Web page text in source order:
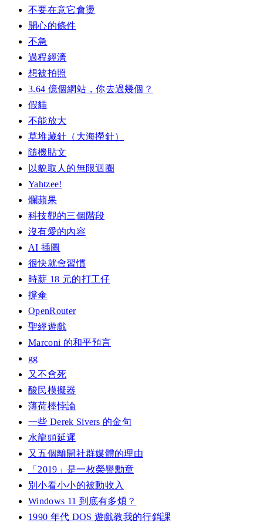
不要在意它會燙
開心的條件
不急
過程經濟
想被拍照
3.64 億個網站，你去過幾個？
假貓
不能放大
草堆藏針（大海撈針）
隨機貼文
以貌取人的無限迴圈
Yahtzee!
爛蘋果
科技觀的三個階段
沒有愛的內容
AI 插圖
很快就會習慣
時薪 18 元的打工仔
撐傘
OpenRouter
聖經遊戲
Marconi 的和平預言
gg
又不會死
酸民模擬器
薄荷棒悖論
一些 Derek Sivers 的金句
水龍頭延遲
又五個離開社群媒體的理由
「2019」是一枚榮譽勳章
別小看小小的被動收入
Windows 11 到底有多煩？
1990 年代 DOS 遊戲教我的行銷課